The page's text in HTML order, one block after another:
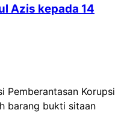
Azis kepada 14
Pemberantasan Korupsi
barang bukti sitaan